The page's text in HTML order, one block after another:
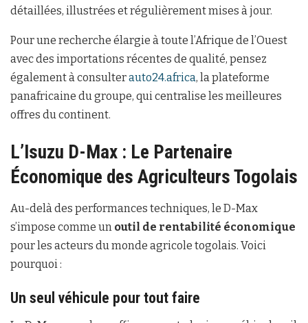
détaillées, illustrées et régulièrement mises à jour.
Pour une recherche élargie à toute l’Afrique de l’Ouest
avec des importations récentes de qualité, pensez
également à consulterauto24.africa, la plateforme
panafricaine du groupe, qui centralise les meilleures
offres du continent.
L’Isuzu D-Max : Le Partenaire
Économique des Agriculteurs Togolais
Au-delà des performances techniques, le D-Max
s’impose comme un outil de rentabilité économique
pour les acteurs du monde agricole togolais. Voici
pourquoi :
Un seul véhicule pour tout faire